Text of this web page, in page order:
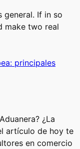
If in so
make two real
principales
¿La
artículo de hoy te
en comercio